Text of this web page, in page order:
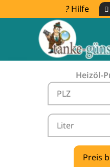
Hilfe
Heizöl-
Heizölpreise
vergleichen &